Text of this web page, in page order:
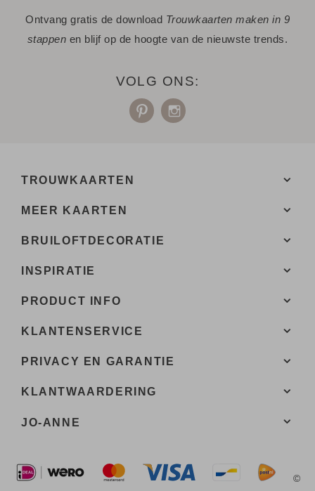
Ontvang gratis de download Trouwkaarten maken in 9
stappen en blijf op de hoogte van de nieuwste trends.
VOLG ONS:
TROUWKAARTEN
MEER KAARTEN
BRUILOFTDECORATIE
INSPIRATIE
PRODUCT INFO
KLANTENSERVICE
PRIVACY EN GARANTIE
KLANTWAARDERING
JO-ANNE
©